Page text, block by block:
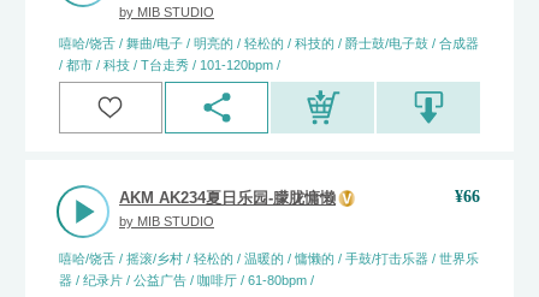
by MIB STUDIO
嘻哈/饶舌 / 舞曲/电子 / 明亮的 / 轻松的 / 科技的 / 爵士鼓/电子鼓 / 合成器
/ 都市 / 科技 / T台走秀 / 101-120bpm /
AKM AK234夏日乐园-朦胧慵懒
by MIB STUDIO
¥66
嘻哈/饶舌 / 摇滚/乡村 / 轻松的 / 温暖的 / 慵懒的 / 手鼓/打击乐器 / 世界乐
器 / 纪录片 / 公益广告 / 咖啡厅 / 61-80bpm /